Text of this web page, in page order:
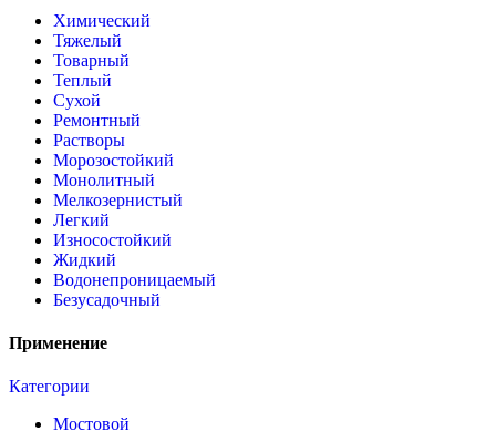
Химический
Тяжелый
Товарный
Теплый
Сухой
Ремонтный
Растворы
Морозостойкий
Монолитный
Мелкозернистый
Легкий
Износостойкий
Жидкий
Водонепроницаемый
Безусадочный
Применение
Категории
Мостовой